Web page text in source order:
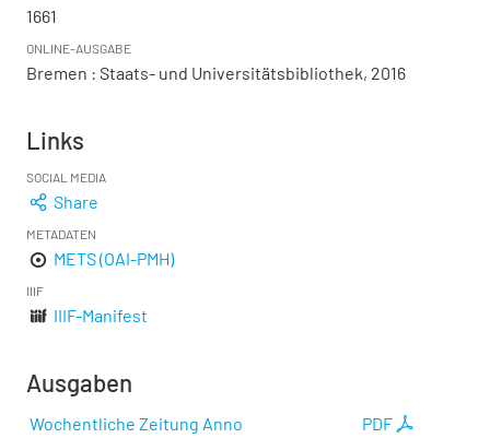
1661
ONLINE-AUSGABE
Bremen : Staats- und Universitätsbibliothek, 2016
Links
SOCIAL MEDIA
Share
METADATEN
METS (OAI-PMH)
IIIF
IIIF-Manifest
Ausgaben
PDF
Wochentliche Zeitung Anno